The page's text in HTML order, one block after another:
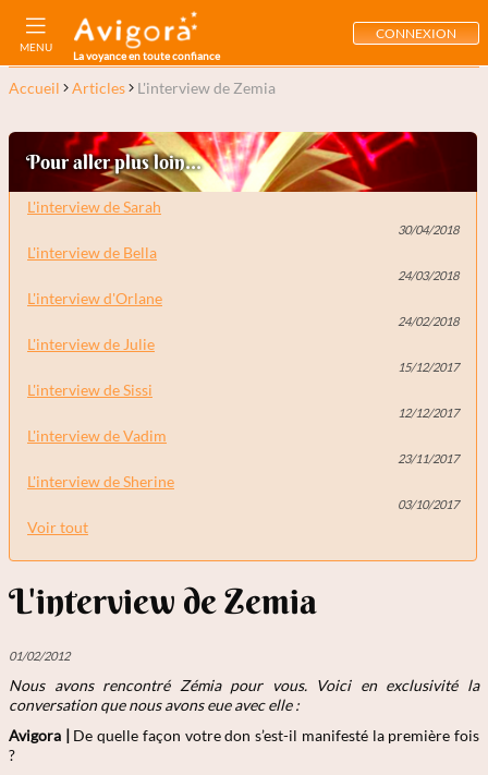
MENU
La voyance en toute confiance
CONNEXION
Accueil Articles L'interview de Zemia
Pour aller plus loin...
L'interview de Sarah
30/04/2018
L'interview de Bella
24/03/2018
L'interview d'Orlane
24/02/2018
L'interview de Julie
15/12/2017
L'interview de Sissi
12/12/2017
L'interview de Vadim
23/11/2017
L'interview de Sherine
03/10/2017
Voir tout
L'interview de Zemia
01/02/2012
Nous avons rencontré Zémiapour vous. Voici en exclusivité la
conversation que nous avons eue avec elle :
Avigora | De quelle façon votre don s’est-il manifesté la première fois
?